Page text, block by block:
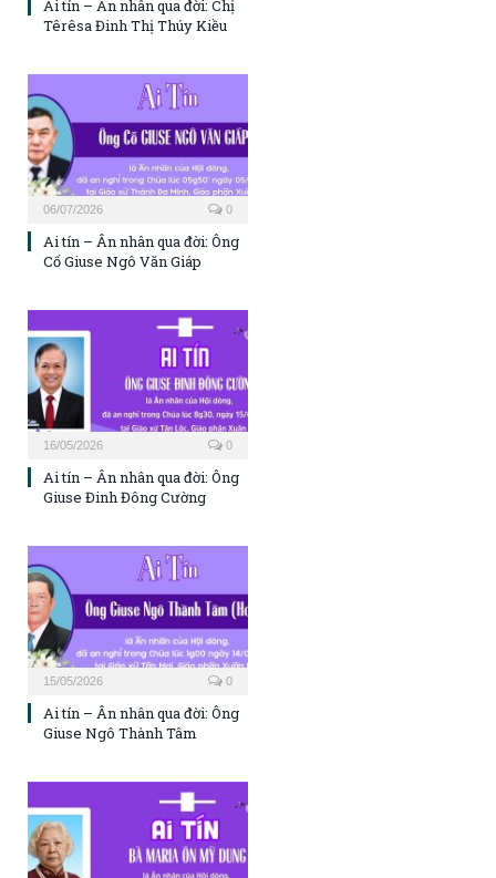
Ai tín – Ân nhân qua đời: Chị
Têrêsa Đinh Thị Thúy Kiều
06/07/2026 0
Ai tín – Ân nhân qua đời: Ông
Cố Giuse Ngô Văn Giáp
16/05/2026 0
Ai tín – Ân nhân qua đời: Ông
Giuse Đinh Đông Cường
15/05/2026 0
Ai tín – Ân nhân qua đời: Ông
Giuse Ngô Thành Tâm